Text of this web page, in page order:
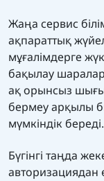
Жаңа сервис
ақпараттық
мұғалімдерге
бақылау
ақ орынсыз
бермеу арқылы
мүмкіндік береді.
Бүгінгі таңда